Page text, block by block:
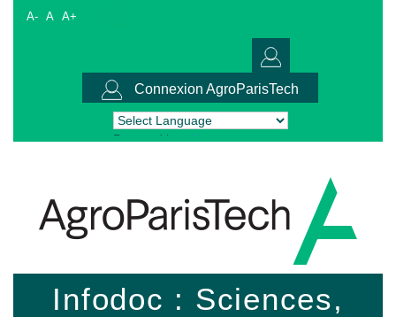
A- A A+
Connexion AgroParisTech
Powered by Translate
Infodoc : Sciences,